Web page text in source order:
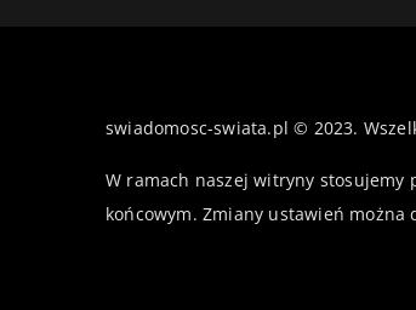
swiadomosc-swiata.pl © 2023.
W ramach naszej witryny stosujemy
końcowym. Zmiany ustawień można